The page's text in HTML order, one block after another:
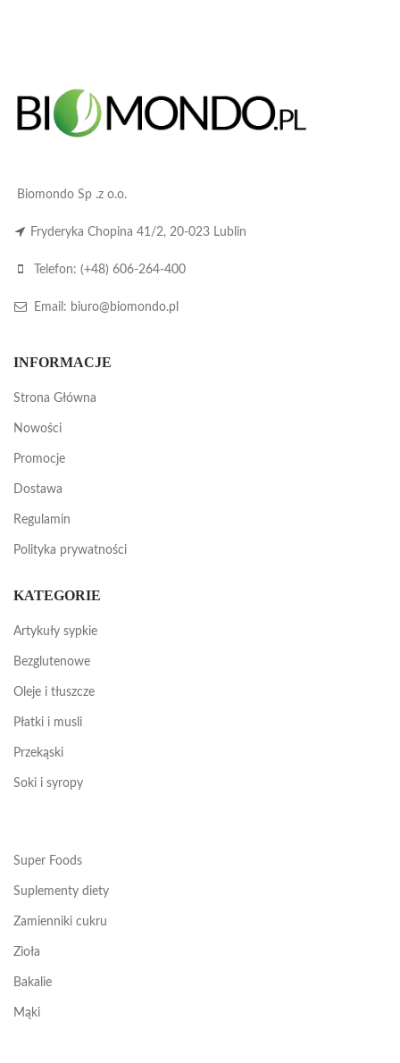
Biomondo Sp .z o.o.
Fryderyka Chopina 41/2, 20-023 Lublin
Telefon: (+48) 606-264-400
Email: biuro@biomondo.pl
INFORMACJE
Strona Główna
Nowości
Promocje
Dostawa
Regulamin
Polityka prywatności
KATEGORIE
Artykuły sypkie
Bezglutenowe
Oleje i tłuszcze
Płatki i musli
Przekąski
Soki i syropy
Super Foods
Suplementy diety
Zamienniki cukru
Zioła
Bakalie
Mąki